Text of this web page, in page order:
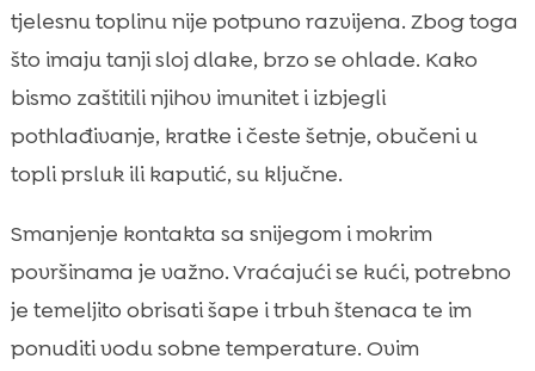
tjelesnu toplinu nije potpuno razvijena. Zbog toga
što imaju tanji sloj dlake, brzo se ohlade. Kako
bismo zaštitili njihov imunitet i izbjegli
pothlađivanje, kratke i česte šetnje, obučeni u
topli prsluk ili kaputić, su ključne.
Smanjenje kontakta sa snijegom i mokrim
površinama je važno. Vraćajući se kući, potrebno
je temeljito obrisati šape i trbuh štenaca te im
ponuditi vodu sobne temperature. Ovim